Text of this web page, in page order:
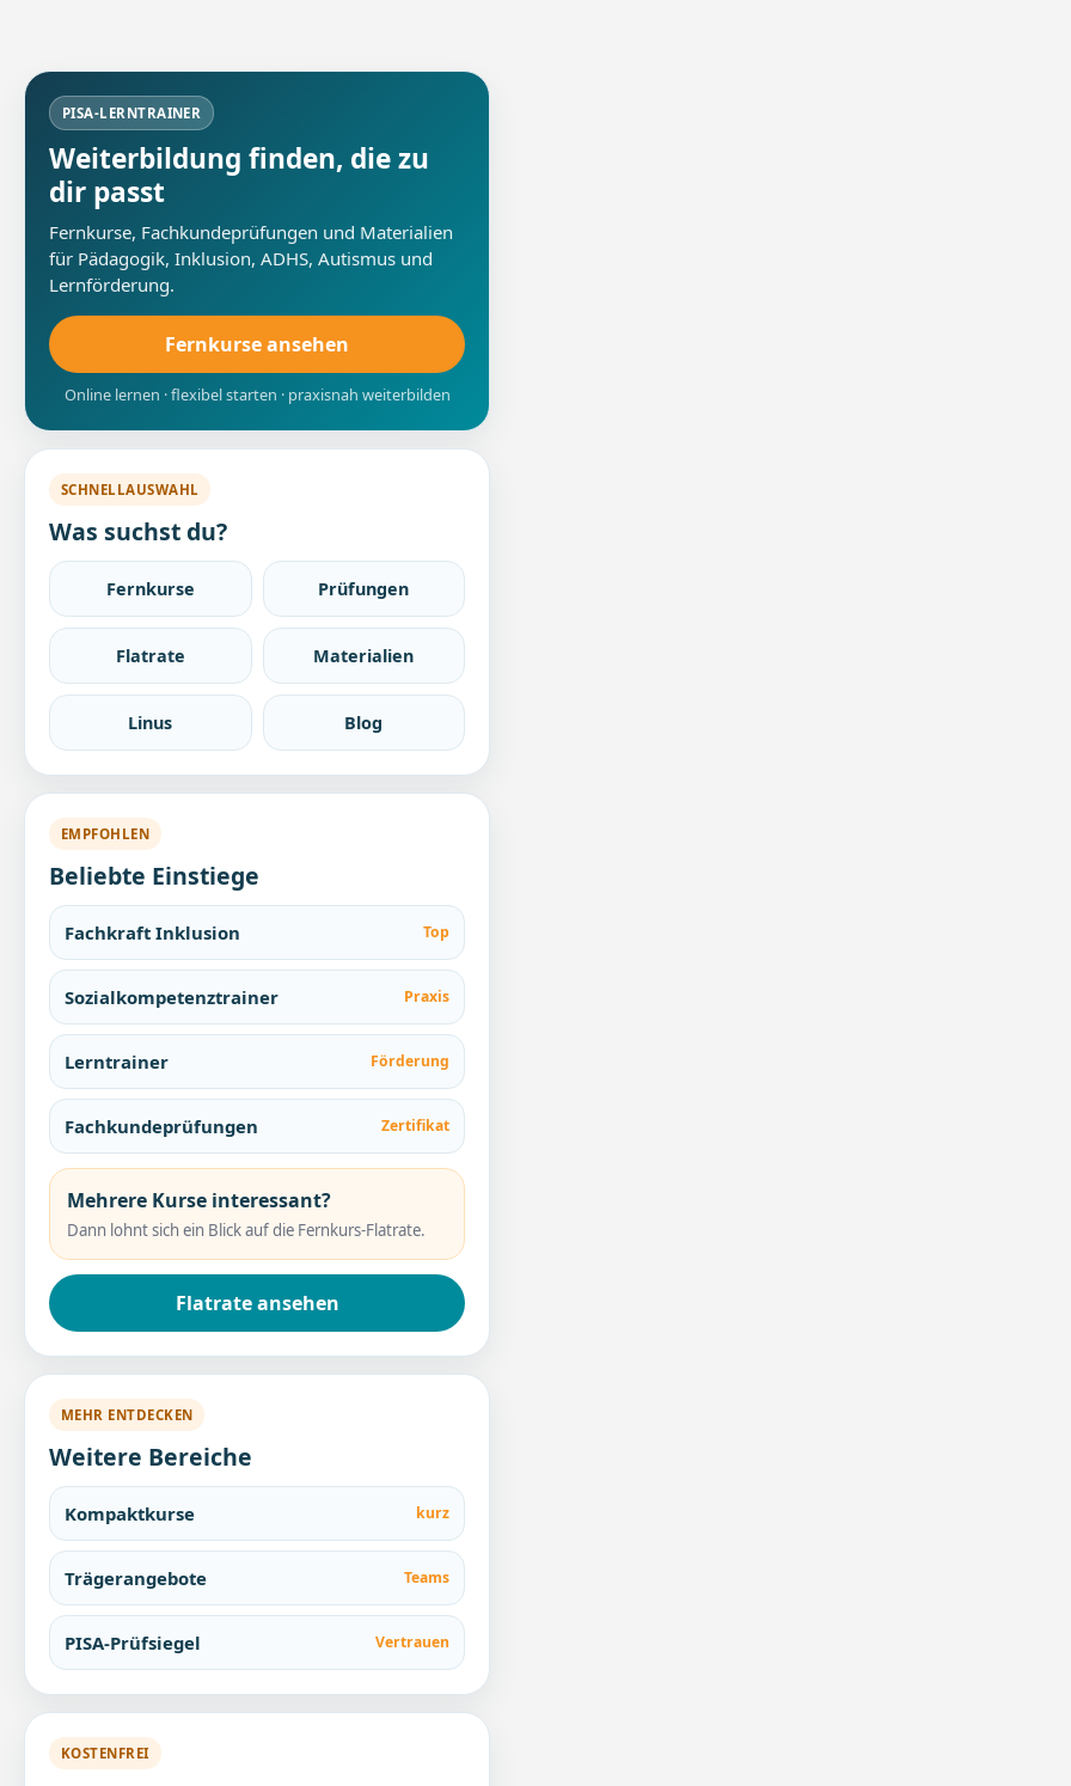
PISA-LERNTRAINER
Weiterbildung finden, die zu
dir passt
Fernkurse, Fachkundeprüfungen und Materialien
für Pädagogik, Inklusion, ADHS, Autismus und
Lernförderung.
Fernkurse ansehen
Online lernen · flexibel starten · praxisnah weiterbilden
SCHNELLAUSWAHL
Was suchst du?
Fernkurse Prüfungen
Flatrate Materialien
Linus Blog
EMPFOHLEN
Beliebte Einstiege
Fachkraft Inklusion Top
Sozialkompetenztrainer Praxis
Lerntrainer Förderung
Fachkundeprüfungen Zertifikat
Mehrere Kurse interessant?
Dann lohnt sich ein Blick auf die Fernkurs-Flatrate.
Flatrate ansehen
MEHR ENTDECKEN
Weitere Bereiche
Kompaktkurse kurz
Trägerangebote Teams
PISA-Prüfsiegel Vertrauen
KOSTENFREI